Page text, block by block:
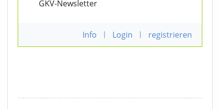
GKV-Newsletter
Info | Login | registrieren